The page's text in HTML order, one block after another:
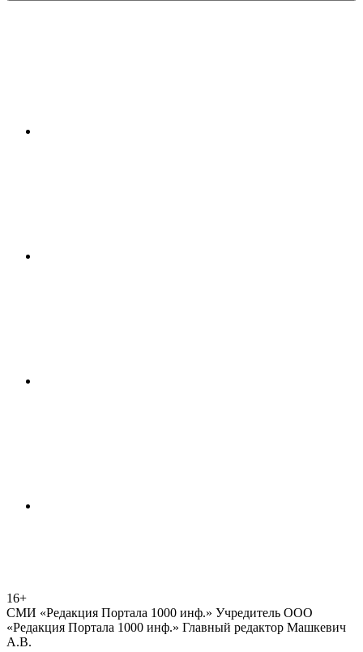
16+
СМИ «Редакция Портала 1000 инф.» Учредитель ООО
«Редакция Портала 1000 инф.» Главный редактор Машкевич
А.В.